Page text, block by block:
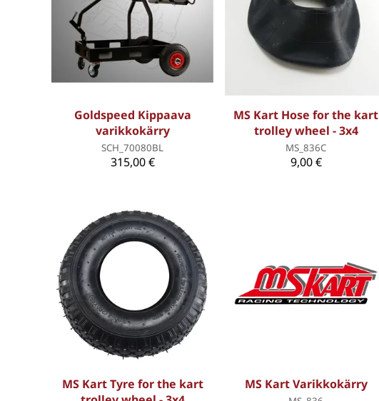
Goldspeed Kippaava
varikkokärry
SCH_70080BL
315,00 €
MS Kart Hose for the kart
trolley wheel - 3x4
MS_836C
9,00 €
MS Kart Tyre for the kart
MS Kart Varikkokärry